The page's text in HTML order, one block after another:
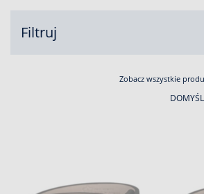
Filtruj
Zobacz wszystkie